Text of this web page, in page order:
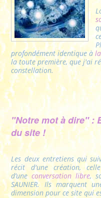
profondément identique à
la toute première, que j'ai
constellation.
"Notre mot à dire" :
du site !
Les deux entretiens qui
récit d'une création, celle
d’uneconversation libre,
SAUNIER. Ils marquent
dimension pour ce site qui